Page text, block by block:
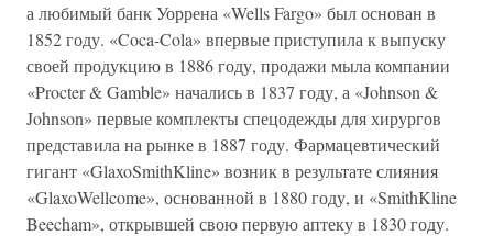
а любимый банк Уоррена «Wells Fargo» был основан в
1852 году. «Coca-Cola» впервые приступила к выпуску
своей продукцию в 1886 году, продажи мыла компании
«Procter & Gamble» начались в 1837 году, а «Johnson &
Johnson» первые комплекты спецодежды для хирургов
представила на рынке в 1887 году. Фармацевтический
гигант «GlaxoSmithKline» возник в результате слияния
«GlaxoWellcome», основанной в 1880 году, и «SmithKline
Beecham», открывшей свою первую аптеку в 1830 году.